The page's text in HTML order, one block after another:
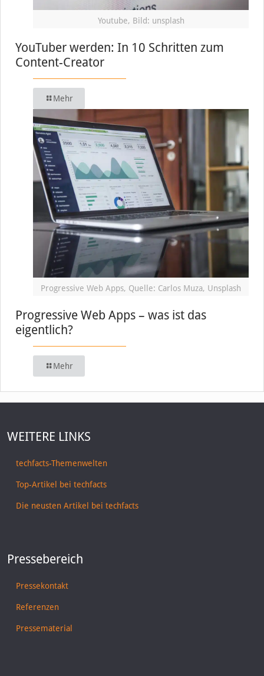
Youtube, Bild: unsplash
YouTuber werden: In 10 Schritten zum
Content-Creator
Mehr
Progressive Web Apps, Quelle: Carlos Muza, Unsplash
Progressive Web Apps – was ist das
eigentlich?
Mehr
WEITERE LINKS
techfacts-Themenwelten
Top-Artikel bei techfacts
Die neusten Artikel bei techfacts
Pressebereich
Pressekontakt
Referenzen
Pressematerial